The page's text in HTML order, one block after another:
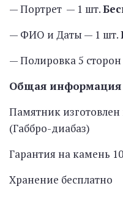
— Портрет — 1 шт.
— ФИО и Даты — 1 шт.
— Полировка 5 сторон
Общая информация
Памятник изготовлен
(Габбро-диабаз)
Гарантия на камень
Хранение бесплатно